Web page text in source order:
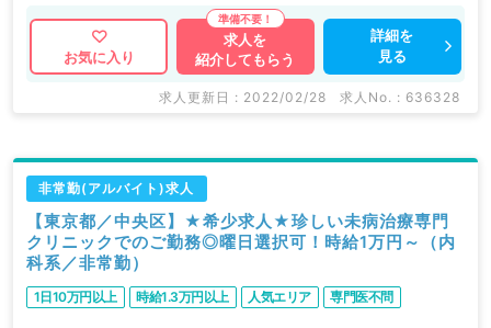
お気に入り
求人を
紹介してもらう
詳細を
見る
求人更新日 : 2022/02/28 求人No. : 636328
非常勤(アルバイト)求人
【東京都／中央区】★希少求人★珍しい未病治療専門
クリニックでのご勤務◎曜日選択可！時給1万円～（内
科系／非常勤）
1日10万円以上 時給1.3万円以上 人気エリア 専門医不問